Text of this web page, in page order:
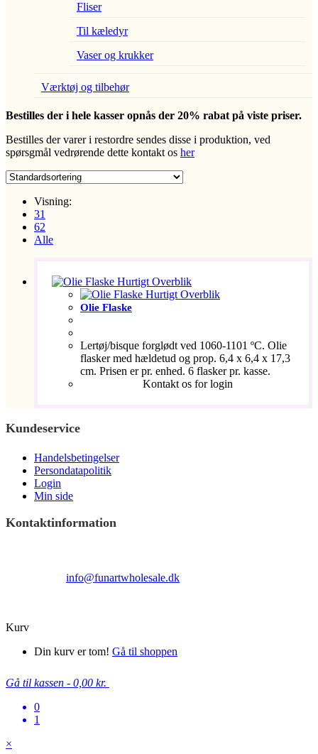
Fliser
Til kæledyr
Vaser og krukker
Værktøj og tilbehør
Bestilles der i hele kasser opnås der 20% rabat på viste priser.
Bestilles der varer i restordre sendes disse i produktion, ved
spørsgmål vedrørende dette kontakt os her
Visning:
31
62
Alle
Hurtigt Overblik
Hurtigt Overblik
Olie Flaske
Lertøj/bisque forglødt ved 1060-1101 ºC. Olie
flasker med hældetud og prop. 6,4 x 6,4 x 17,3
cm. Prisen er pr. enhed. 6 flasker pr. kasse.
Kontakt os for login
Kundeservice
Handelsbetingelser
Persondatapolitik
Login
Min side
Kontaktinformation
info@funartwholesale.dk
Kurv
Din kurv er tom! Gå til shoppen
Gå til kassen - 0,00 kr.
0
1
×